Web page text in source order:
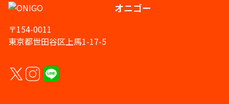
オニゴー
〒154-0011
東京都世田谷区上馬1-17-5